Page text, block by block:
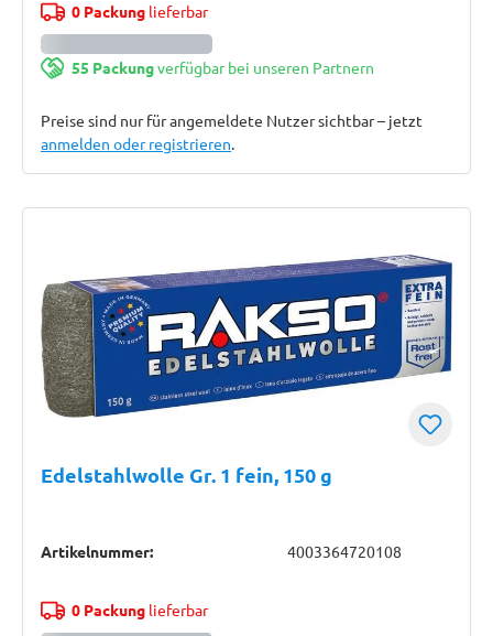
0 Packunglieferbar
55 Packungverfügbar bei unseren Partnern
Preise sind nur für angemeldete Nutzer sichtbar – jetzt
anmelden oder registrieren.
Edelstahlwolle Gr. 1 fein, 150 g
Artikelnummer: 4003364720108
0 Packunglieferbar